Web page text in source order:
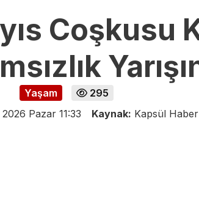
Coşkusu
Yaşam
295
2026 Pazar 11:33 Kaynak: Kapsül Haber